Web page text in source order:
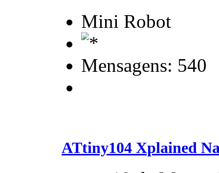
Mini Robot
Mensagens: 540
ATtiny104 Xplained